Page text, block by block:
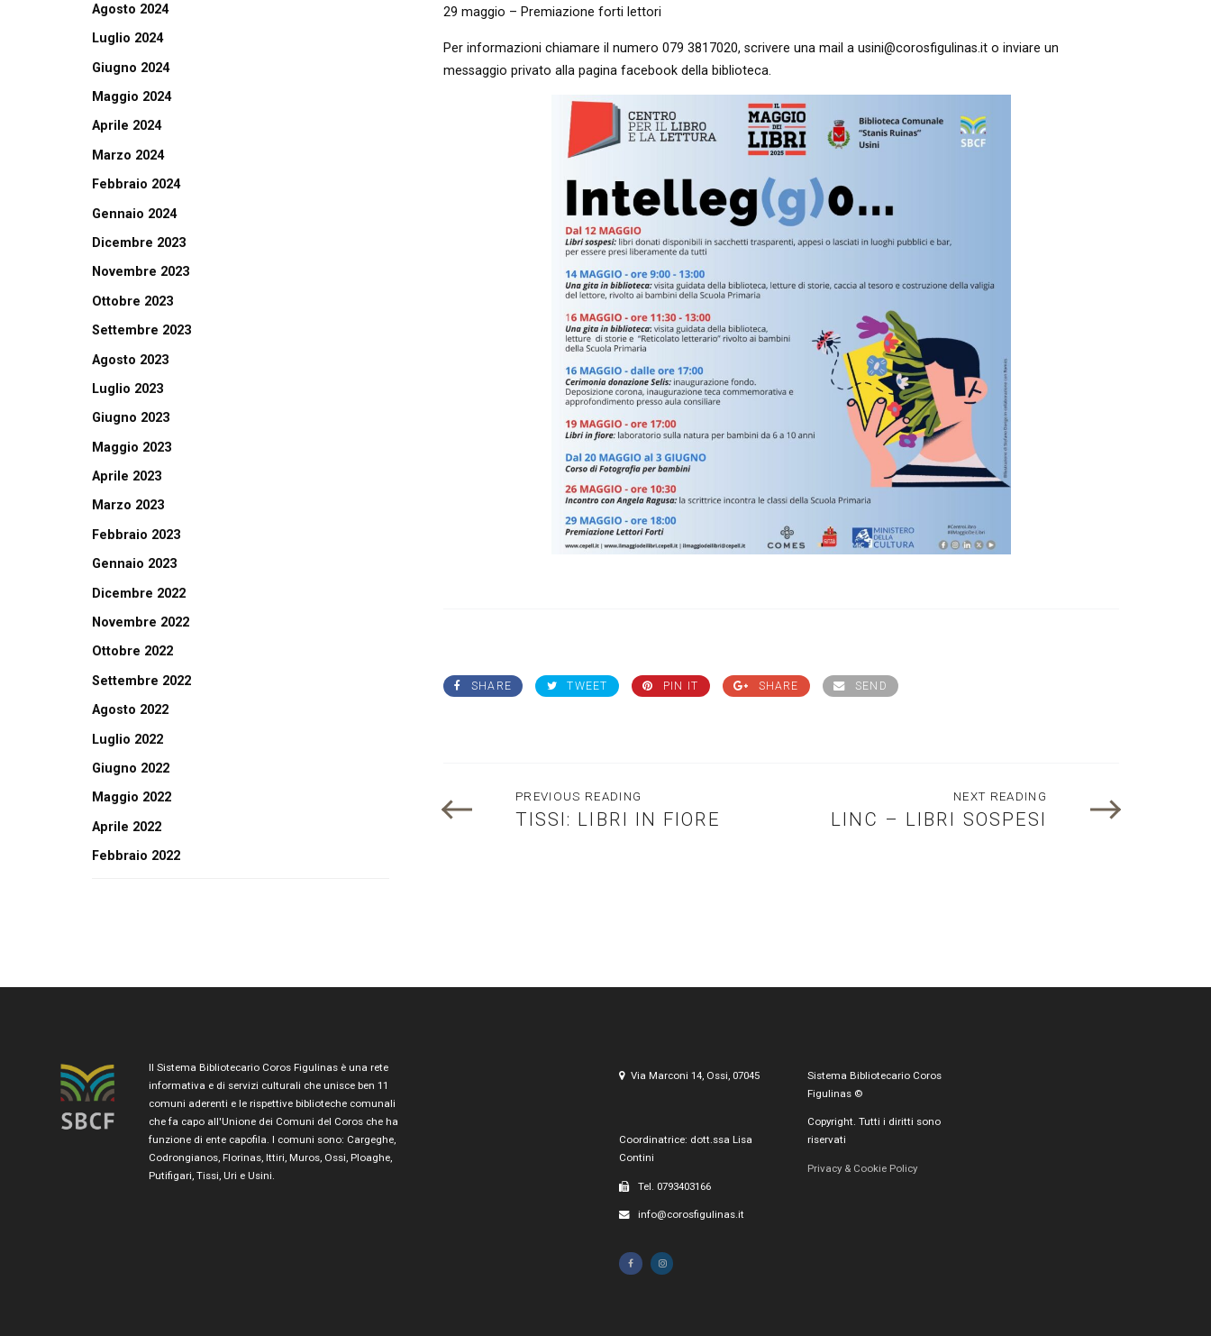
29 maggio – Premiazione forti lettori
Per informazioni chiamare il numero 079 3817020, scrivere una mail a usini@corosfigulinas.it o inviare un
messaggio privato alla pagina facebook della biblioteca.
SHARE TWEET PIN IT SHARE SEND
PREVIOUS READING
TISSI: LIBRI IN FIORE
NEXT READING
LINC – LIBRI SOSPESI
Agosto 2024
Luglio 2024
Giugno 2024
Maggio 2024
Aprile 2024
Marzo 2024
Febbraio 2024
Gennaio 2024
Dicembre 2023
Novembre 2023
Ottobre 2023
Settembre 2023
Agosto 2023
Luglio 2023
Giugno 2023
Maggio 2023
Aprile 2023
Marzo 2023
Febbraio 2023
Gennaio 2023
Dicembre 2022
Novembre 2022
Ottobre 2022
Settembre 2022
Agosto 2022
Luglio 2022
Giugno 2022
Maggio 2022
Aprile 2022
Febbraio 2022
Il Sistema Bibliotecario Coros Figulinas è una rete
informativa e di servizi culturali che unisce ben 11
comuni aderenti e le rispettive biblioteche comunali
che fa capo all'Unione dei Comuni del Coros che ha
funzione di ente capofila. I comuni sono: Cargeghe,
Codrongianos, Florinas, Ittiri, Muros, Ossi, Ploaghe,
Putifigari, Tissi, Uri e Usini.
Via Marconi 14, Ossi, 07045
Coordinatrice: dott.ssa Lisa
Contini
Tel. 0793403166
info@corosfigulinas.it
Sistema Bibliotecario Coros
Figulinas ©
Copyright. Tutti i diritti sono
riservati
Privacy & Cookie Policy